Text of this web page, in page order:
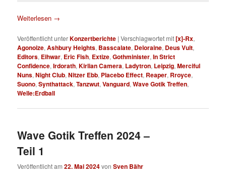
Weiterlesen →
Veröffentlicht unterKonzertberichte |Verschlagwortet mit[x]-Rx,
Agonoize,Ashbury Heights, Basscalate, Deloraine, Deus Vult,
Editors, Eihwar, Eric Fish, Extize,Gothminister,In Strict
Confidence,Irdorath,Kirlian Camera, Ladytron, Leipzig,Merciful
Nuns,Night Club,Nitzer Ebb, Placebo Effect, Reaper, Rroyce,
Suono,Synthattack,Tanzwut,Vanguard,Wave Gotik Treffen,
Welle:Erdball
Wave Gotik Treffen 2024 –
Teil 1
Veröffentlicht am22. Mai 2024vonSven Bähr